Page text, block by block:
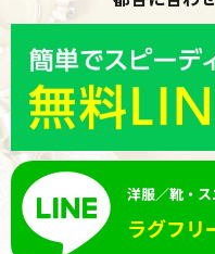
洋服／靴・
ラグフリ